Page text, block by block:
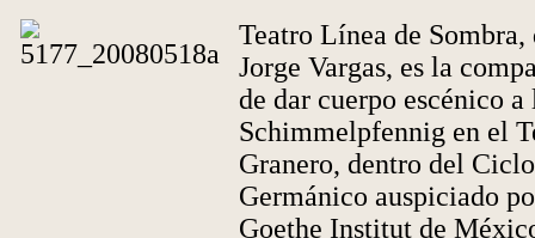
Teatro Línea de
Jorge Vargas, es la
de dar cuerpo escénico
Schimmelpfennig en el
Granero, dentro del
Germánico auspiciado
Goethe Institut de